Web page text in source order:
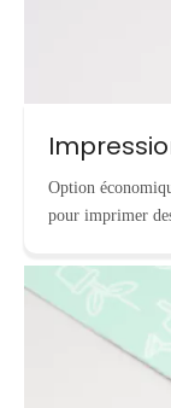
Option
pour imprimer